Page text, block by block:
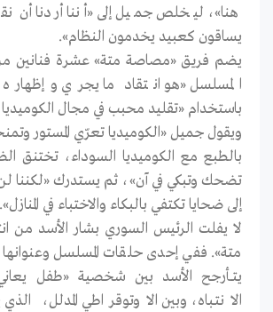
هنا»، ليخلص جميل إلى «أننا أردنا أن
يساقون كعبيد يخدمون النظام».
يضم فريق «مصاصة متة» عشرة فنانين
المسلسل «هو انتقاد ما يجري وإظهاره
باستخدام «تقليد محبب في مجال
ويقول جميل «الكوميديا تعرّي المستور
بالطبع مع الكوميديا السوداء، تختنق
تضحك وتبكي في آن»، ثم يستدرك «لكننا
إلى ضحايا تكتفي بالبكاء والاختباء في المنازل».
لا يفلت الرئيس السوري بشار الأسد من
متة». ففي إحدى حلقات المسلسل
يتــأرجح الأسد بين شخصية «طفل
الانتـباه، وبين الاوتوقراطي المدلل،